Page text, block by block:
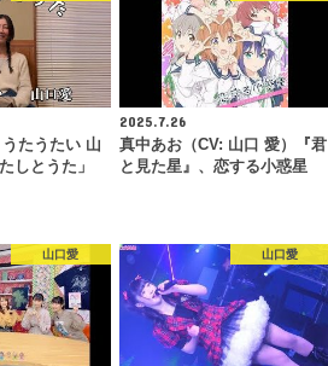
たうたい 山
しとうた」
2025.7.26
真中あお（CV: 山口 愛）『君
と見た星』、恋する小惑星
山口愛 山口愛